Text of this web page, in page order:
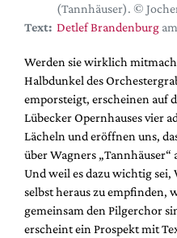
Podcast
Shop / Abo
Newsletter
Redaktion
Autor:innen
Partner
Mediadaten
Suche
(Tannhäuser). ©
Text: Detlef Brandenburg
Werden sie wirklich
Halbdunkel des
emporsteigt, erscheinen auf
Lübecker Opernhauses vier
Lächeln und eröffnen uns,
über Wagners „Tannhäuser“
Und weil es dazu wichtig sei,
selbst heraus zu empfinden,
gemeinsam den Pilgerchor
erscheint ein Prospekt mit